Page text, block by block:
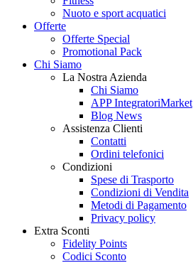
Nuoto e sport acquatici
Offerte
Offerte Special
Promotional Pack
Chi Siamo
La Nostra Azienda
Chi Siamo
APP IntegratoriMarket
Blog News
Assistenza Clienti
Contatti
Ordini telefonici
Condizioni
Spese di Trasporto
Condizioni di Vendita
Metodi di Pagamento
Privacy policy
Extra Sconti
Fidelity Points
Codici Sconto